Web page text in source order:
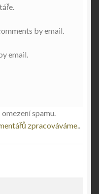
by email.
email.
spamu.
zpracováváme..